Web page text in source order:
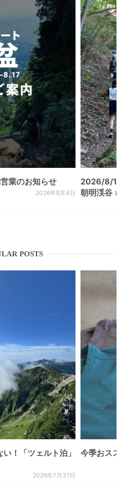
業のお知らせ
2026年8月4日
2026/8/
朝明渓谷 ×
POSTS
！「ツェルト泊」
2026年7月31日
今季おスス